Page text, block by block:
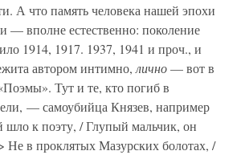
А что память человека нашей эпохи
— вполне естественно: поколение
1914, 1917. 1937, 1941 и проч., и
автором интимно, лично— вот в
Тут и те, кто погиб в
— самоубийца Князев, например
шло к поэту, / Глупый мальчик, он
в проклятых Мазурских болотах, /